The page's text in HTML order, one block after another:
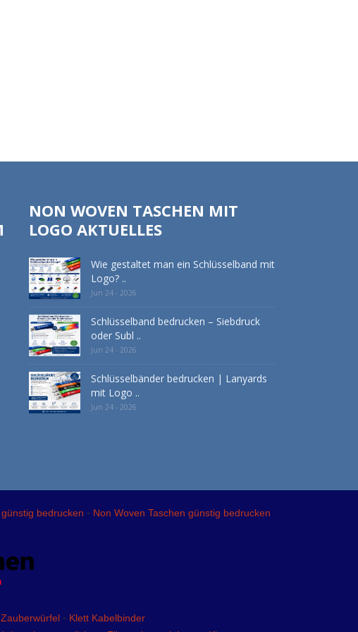
NON WOVEN TASCHEN MIT
LOGO AKTUELLES
Wie gestaltet man ein Schlüsselband mit
Logo? ..
Jun 24 - 2026
Schlüsselband bedrucken – Siebdruck
oder Subl ..
Jun 24 - 2026
Schlüsselbänder bedrucken | Lanyards
mit Logo ..
Jun 24 - 2026
bedrucken - Non Woven Taschen günstig bedrucken
- Klett Kabelbinder